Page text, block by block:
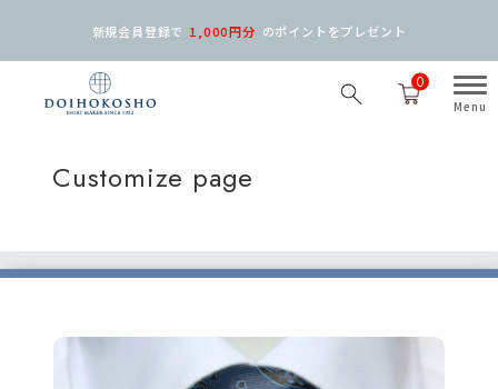
0
新規会員登録で 1,000円分 のポイントをプレゼント
Customize page